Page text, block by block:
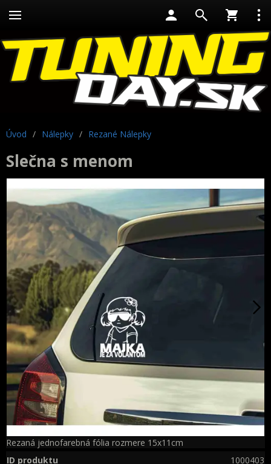
Úvod / Nálepky / Rezané Nálepky
Slečna s menom
Rezaná jednofarebná fólia rozmere 15x11cm
ID produktu
1000403